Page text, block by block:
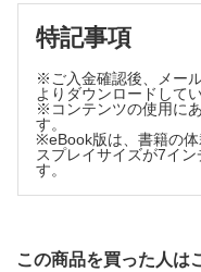
主な副作用の有害事象
索引（一般名、薬剤名）
Q-01 胃がん患者に
Q-02 S-1服用中に生
Q-03 胃がん患者へ
Q-04 ロンサーフの
Q-05 胃がん患者に
Q-06 抗がん薬によ
Q-08 ゼローダによ
Q-11 ロンサーフの
特記事項
※ご入金確認後、メー
よりダウンロードして
※コンテンツの使用に
す。
※eBook版は、書籍の体
スプレイサイズが7イ
す。
この商品を買った人は